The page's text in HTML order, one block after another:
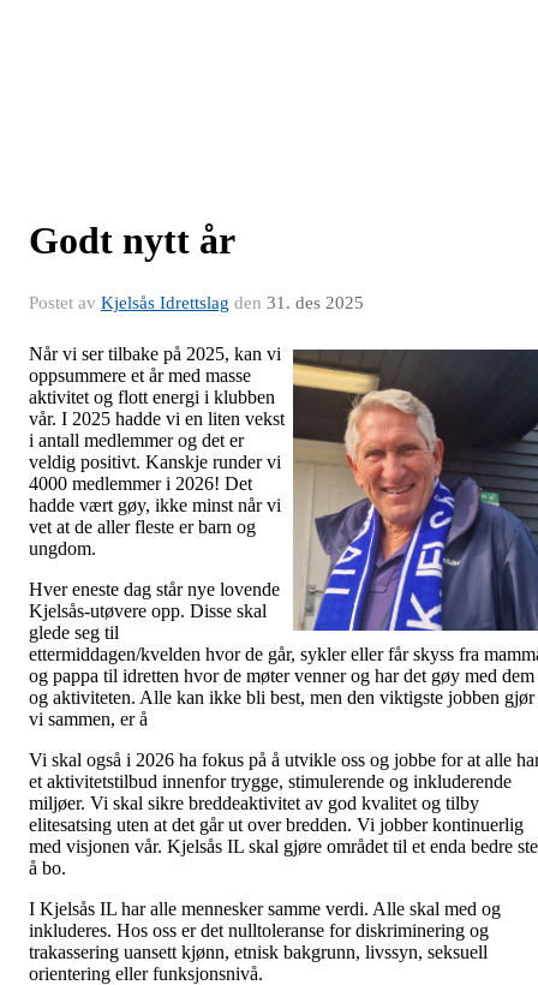
Godt nytt år
Postet av Kjelsås Idrettslag den 31. des 2025
Når vi ser tilbake på 2025, kan vi
oppsummere et år med masse
aktivitet og flott energi i klubben
vår. I 2025 hadde vi en liten vekst
i antall medlemmer og det er
veldig positivt. Kanskje runder vi
4000 medlemmer i 2026! Det
hadde vært gøy, ikke minst når vi
vet at de aller fleste er barn og
ungdom.
Hver eneste dag står nye lovende
Kjelsås-utøvere opp. Disse skal
glede seg til
ettermiddagen/kvelden hvor de går, sykler eller får skyss fra
og pappa til idretten hvor de møter venner og har det gøy med dem
og aktiviteten. Alle kan ikke bli best, men den viktigste jobben gjør
vi sammen, er å
Vi skal også i 2026 ha fokus på å utvikle oss og jobbe for at alle
et aktivitetstilbud innenfor trygge, stimulerende og inkluderende
miljøer. Vi skal sikre breddeaktivitet av god kvalitet og tilby
elitesatsing uten at det går ut over bredden. Vi jobber kontinuerlig
med visjonen vår. Kjelsås IL skal gjøre området til et enda bedre
å bo.
I Kjelsås IL har alle mennesker samme verdi. Alle skal med og
inkluderes. Hos oss er det nulltoleranse for diskriminering og
trakassering uansett kjønn, etnisk bakgrunn, livssyn, seksuell
orientering eller funksjonsnivå.